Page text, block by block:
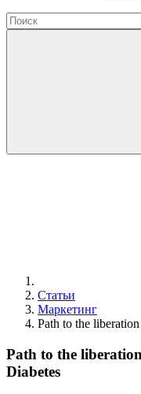
Статьи
Маркетинг
Path to the
Path to the
Diabetes